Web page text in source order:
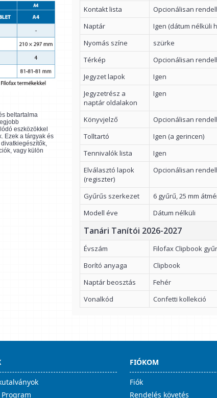
beltartalma
eszközökkel
Ezek a tárgyak és
vagy külön
Kontakt lista
Opcionálisan
Naptár
Igen (dátum nélküli
Nyomás színe
szürke
Térkép
Opcionálisan
Jegyzet lapok
Igen
Jegyzetrész a
naptár oldalakon
Igen
Könyvjelző
Opcionálisan
Tolltartó
Igen (a gerincen)
Tennivalók lista
Igen
Elválasztó lapok
(regiszter)
Opcionálisan
Gyűrűs szerkezet
6 gyűrű, 25 mm
Modell éve
Dátum nélküli
Tanári Tanítói 2026-2027
Évszám
Filofax Clipbook
Borító anyaga
Clipbook
Naptár beosztás
Fehér
Vonalkód
Confetti kollekció
FIÓKOM
Fiók
Rendelés követés